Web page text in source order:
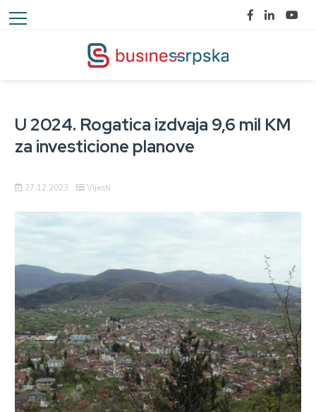
U 2024. Rogatica izdvaja 9,6 mil KM
za investicione planove
27.12.2023 Vijesti